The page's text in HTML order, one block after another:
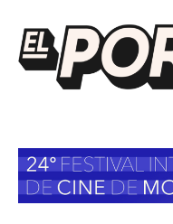
contenido